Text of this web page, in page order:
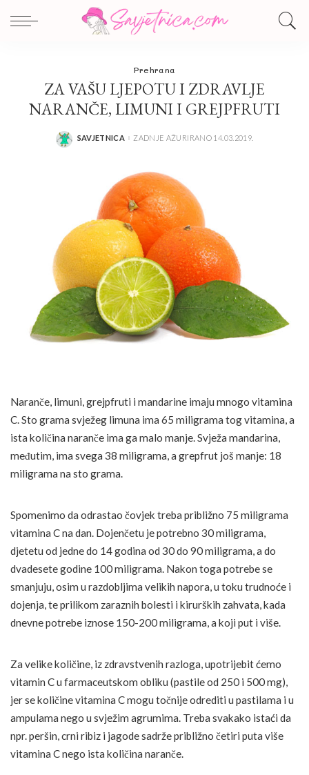
Prehrana
ZA VAŠU LJEPOTU I ZDRAVLJE
NARANČE, LIMUNI I GREJPFRUTI
POSTED
SAVJETNICA ZADNJE AŽURIRANO 14.03.2019.
Naranče, limuni, grejpfruti i mandarine imaju mnogo vitamina
C. Sto grama svježeg limuna ima 65 miligrama tog vitamina, a
ista količina naranče ima ga malo manje. Svježa mandarina,
međutim, ima svega 38 miligrama, a grepfrut još manje: 18
miligrama na sto grama.
Spomenimo da odrastao čovjek treba približno 75 miligrama
vitamina C na dan. Dojenčetu je potrebno 30 miligrama,
djetetu od jedne do 14 godina od 30 do 90 miligrama, a do
dvadesete godine 100 miligrama. Nakon toga potrebe se
smanjuju, osim u razdobljima velikih napora, u toku trudnoće i
dojenja, te prilikom zaraznih bolesti i kirurških zahvata, kada
dnevne potrebe iznose 150-200 miligrama, a koji put i više.
Za velike količine, iz zdravstvenih razloga, upotrijebit ćemo
vitamin C u farmaceutskom obliku (pastile od 250 i 500 mg),
jer se količine vitamina C mogu točnije odrediti u pastilama i u
ampulama nego u svježim agrumima. Treba svakako istaći da
npr. peršin, crni ribiz i jagode sadrže približno četiri puta više
vitamina C nego ista količina naranče.